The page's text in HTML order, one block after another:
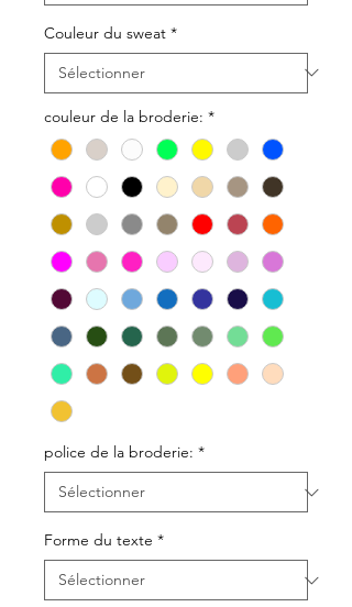
Couleur du sweat *
couleur de la broderie: *
police de la broderie: *
Forme du texte *